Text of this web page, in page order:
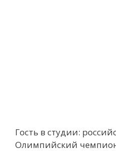
Гость в студии:
Олимпийский